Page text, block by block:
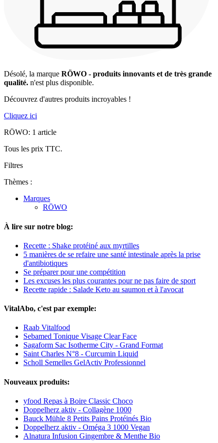
Désolé, la marque RÖWO - produits innovants et de très grande
qualité. n'est plus disponible.
Découvrez d'autres produits incroyables !
Cliquez ici
RÖWO: 1 article
Tous les prix TTC.
Filtres
Thèmes :
Marques
RÖWO
À lire sur notre blog:
Recette : Shake protéiné aux myrtilles
5 manières de se refaire une santé intestinale après la prise
d'antibiotiques
Se préparer pour une compétition
Les excuses les plus courantes pour ne pas faire de sport
Recette rapide : Salade Keto au saumon et à l'avocat
VitalAbo, c'est par exemple:
Raab Vitalfood
Sebamed Tonique Visage Clear Face
Sagaform Sac Isotherme City - Grand Format
Saint Charles N°8 - Curcumin Liquid
Scholl Semelles GelActiv Professionnel
Nouveaux produits:
yfood Repas à Boire Classic Choco
Doppelherz aktiv - Collagène 1000
Bauck Mühle 8 Petits Pains Protéinés Bio
Doppelherz aktiv - Oméga 3 1000 Vegan
Alnatura Infusion Gingembre & Menthe Bio